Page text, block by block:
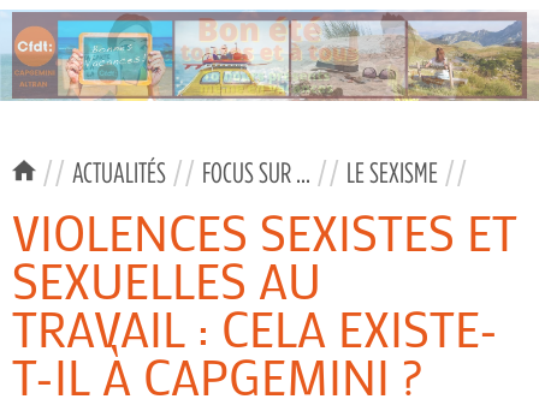
// ACTUALITÉS // FOCUS SUR ... // LE SEXISME //
VIOLENCES SEXISTES ET
SEXUELLES AU
TRAVAIL : CELA EXISTE-
T-IL À CAPGEMINI ?